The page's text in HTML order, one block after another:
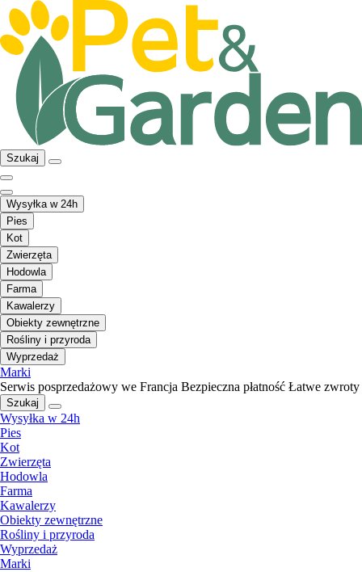
Szukaj
Wysyłka w 24h
Pies
Kot
Zwierzęta
Hodowla
Farma
Kawalerzy
Obiekty zewnętrzne
Rośliny i przyroda
Wyprzedaż
Marki
Serwis posprzedażowy we Francja Bezpieczna płatność Łatwe zwroty
Szukaj
Wysyłka w 24h
Pies
Kot
Zwierzęta
Hodowla
Farma
Kawalerzy
Obiekty zewnętrzne
Rośliny i przyroda
Wyprzedaż
Marki